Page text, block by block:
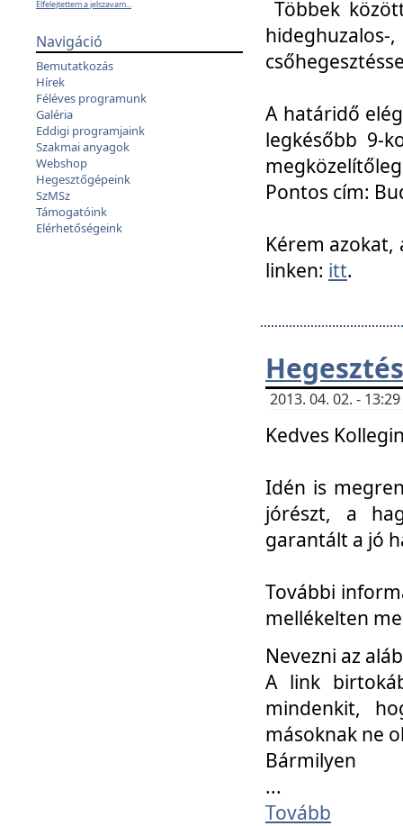
Elfelejtettem a jelszavam...
Navigáció
Bemutatkozás
Hírek
Féléves programunk
Galéria
Eddigi programjaink
Szakmai anyagok
Webshop
Hegesztőgépeink
SzMSz
Támogatóink
Elérhetőségeink
Többek
A határidő
legkésőbb 9-
Pontos cím:
Kérem azokat,
linken: itt.
2013. 04. 02. -
Kedves
Idén is
jórészt, a
garantált a jó
További
mellékelten
Nevezni az
A link
mindenkit,
másoknak ne
Bármilyen
...
Tovább